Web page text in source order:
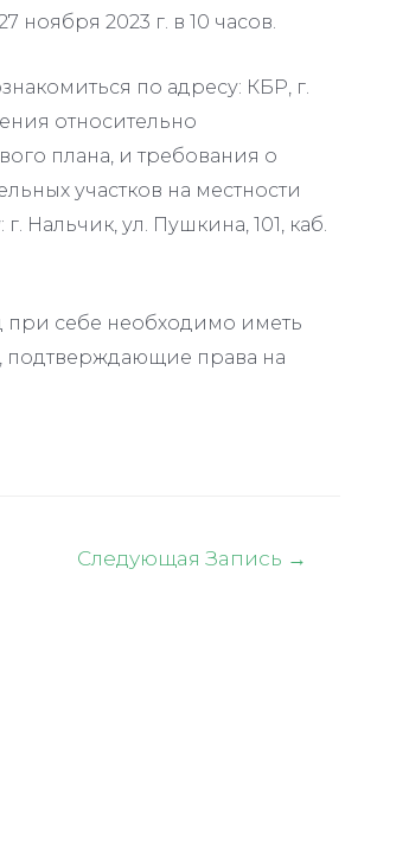
ноября 2023 г. в 10 часов.
по адресу: КБР, г.
относительно
плана, и требования о
участков на местности
Нальчик, ул. Пушкина, 101, каб.
себе необходимо иметь
подтверждающие права на
Следующая Запись →